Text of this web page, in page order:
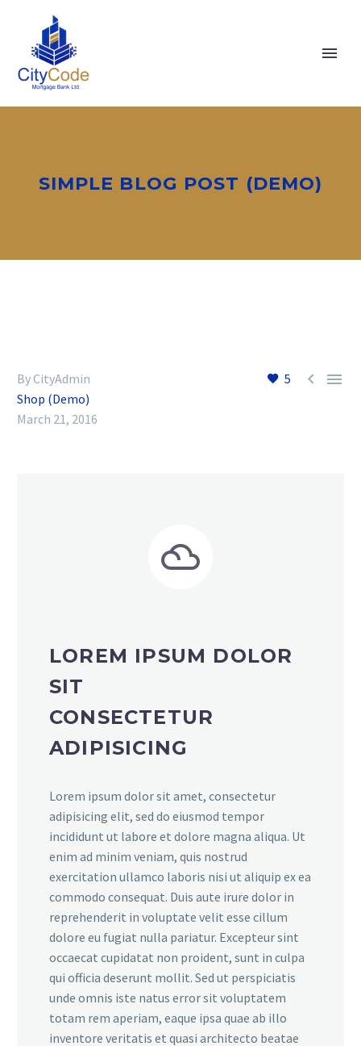
SIMPLE BLOG POST (DEMO)
5  
By CityAdmin
Shop (Demo)
March 21, 2016


LOREM IPSUM DOLOR
SIT
CONSECTETUR
ADIPISICING
Lorem ipsum dolor sit amet, consectetur
adipisicing elit, sed do eiusmod tempor
incididunt ut labore et dolore magna aliqua. Ut
enim ad minim veniam, quis nostrud
exercitation ullamco laboris nisi ut aliquip ex ea
commodo consequat. Duis aute irure dolor in
reprehenderit in voluptate velit esse cillum
dolore eu fugiat nulla pariatur. Excepteur sint
occaecat cupidatat non proident, sunt in culpa
qui officia deserunt mollit. Sed ut perspiciatis
unde omnis iste natus error sit voluptatem
totam rem aperiam, eaque ipsa quae ab illo
inventore veritatis et quasi architecto beatae